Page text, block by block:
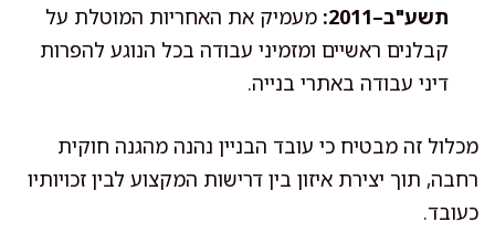
תשע"ב–2011:
מעמיק את האחריות המוטלת על
קבלנים ראשיים ומזמיני עבודה בכל הנוגע להפרות
דיני עבודה באתרי בנייה.
מכלול זה מבטיח כי עובד הבניין נהנה מהגנה חוקית
רחבה, תוך יצירת איזון בין דרישות המקצוע לבין זכויותיו
כעובד.